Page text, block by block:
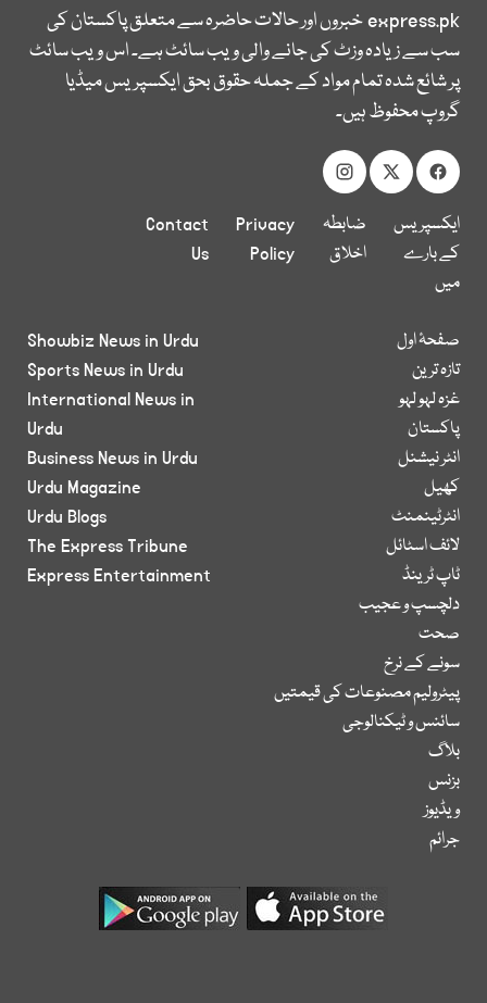
express.pkخبروں اور حالات حاضرہ سے متعلق پاکستان کی
سب سے زیادہ وزٹ کی جانے والی ویب سائٹ ہے۔ اس ویب سائٹ
پر شائع شدہ تمام مواد کے جملہ حقوق بحق ایکسپریس میڈیا
گروپ محفوظ ہیں۔
ایکسپریس
کے بارے
میں
ضابطہ
اخلاق
Privacy
Policy
Contact
Us
صفحۂ اول
تازہ ترین
غزہ لہو لہو
پاکستان
انٹر نیشنل
کھیل
انٹرٹینمنٹ
لائف اسٹائل
ٹاپ ٹرینڈ
دلچسپ و عجیب
صحت
سونے کے نرخ
پیٹرولیم مصنوعات کی قیمتیں
سائنس و ٹیکنالوجی
بلاگ
بزنس
ویڈیوز
جرائم
Showbiz News in Urdu
Sports News in Urdu
International News in
Urdu
Business News in Urdu
Urdu Magazine
Urdu Blogs
The Express Tribune
Express Entertainment